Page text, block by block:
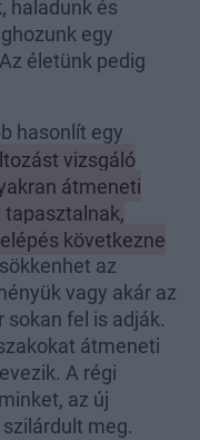
haladunk és
egy
életünk pedig
hasonlít egy
vizsgáló
átmeneti
következne
az
vagy akár az
sokan fel is adják.
átmeneti
A régi
az új
meg.